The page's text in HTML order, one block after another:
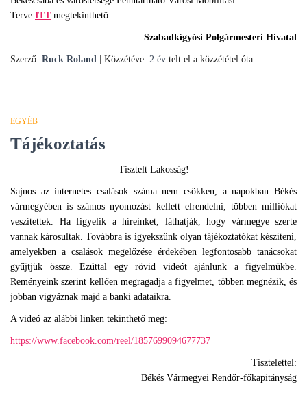
Terve ITT megtekinthető.
Szabadkígyósi Polgármesteri Hivatal
Szerző: Ruck Roland | Közzétéve: 2 év telt el a közzététel óta
EGYÉB
Tájékoztatás
Tisztelt Lakosság!
Sajnos az internetes csalások száma nem csökken, a napokban Békés
vármegyében is számos nyomozást kellett elrendelni, többen milliókat
veszítettek. Ha figyelik a híreinket, láthatják, hogy vármegye szerte
vannak károsultak. Továbbra is igyekszünk olyan tájékoztatókat készíteni,
amelyekben a csalások megelőzése érdekében legfontosabb tanácsokat
gyűjtjük össze. Ezúttal egy rövid videót ajánlunk a figyelmükbe.
Reményeink szerint kellően megragadja a figyelmet, többen megnézik, és
jobban vigyáznak majd a banki adataikra.
A videó az alábbi linken tekinthető meg:
https://www.facebook.com/reel/1857699094677737
Tisztelettel:
Békés Vármegyei Rendőr-főkapitányság